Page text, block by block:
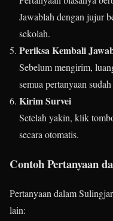
Jawablah dengan jujur
sekolah.
Periksa Kembali
Sebelum mengirim,
semua pertanyaan
Kirim Survei
Setelah yakin, klik
secara otomatis.
Contoh Pertanyaan
Pertanyaan dalam
lain: